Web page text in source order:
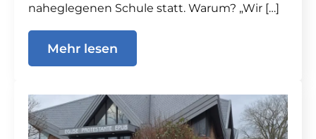
naheglegenen Schule statt. Warum? „Wir […]
Mehr lesen